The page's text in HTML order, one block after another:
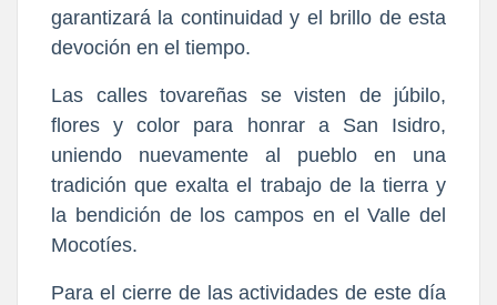
garantizará la continuidad y el brillo de esta
devoción en el tiempo.
​Las calles tovareñas se visten de júbilo,
flores y color para honrar a San Isidro,
uniendo nuevamente al pueblo en una
tradición que exalta el trabajo de la tierra y
la bendición de los campos en el Valle del
Mocotíes.
Para el cierre de las actividades de este día